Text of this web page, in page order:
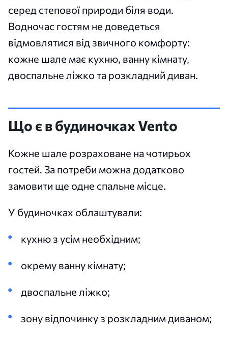
серед степової природи біля води.
Водночас гостям не доведеться
відмовлятися від звичного комфорту:
кожне шале має кухню, ванну кімнату,
двоспальне ліжко та розкладний диван.
Що є в будиночках Vento
Кожне шале розраховане на чотирьох
гостей. За потреби можна додатково
замовити ще одне спальне місце.
У будиночках облаштували:
кухню з усім необхідним;
окрему ванну кімнату;
двоспальне ліжко;
зону відпочинку з розкладним диваном;